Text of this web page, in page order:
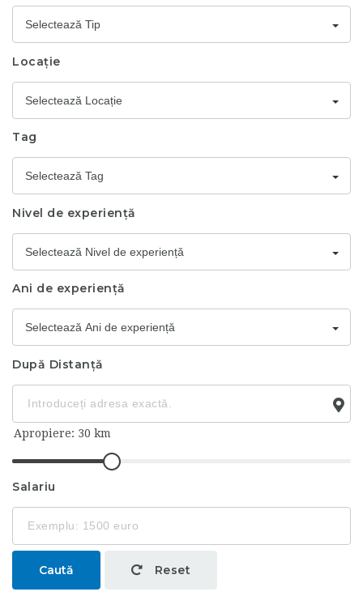
Selectează Tip
Locație
Selectează Locație
Tag
Selectează Tag
Nivel de experiență
Selectează Nivel de experiență
Ani de experiență
Selectează Ani de experiență
După Distanță
Salariu
Caută Reset